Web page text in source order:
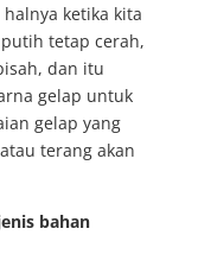
ketika kita
tetap cerah,
dan itu
gelap untuk
gelap yang
terang akan
bahan